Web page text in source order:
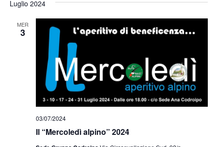
Luglio 2024
MER
3
Il “Mercoledì alpino” 2024
03/07/2024